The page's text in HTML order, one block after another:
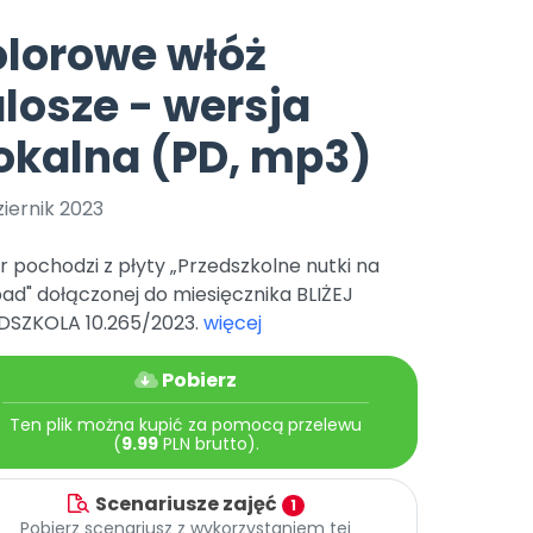
Archiwalne numery
Pomoc
Nowości
Zapowiedzi
Polecamy
czerwca 2024 r. uzyskała
Online.
Bliżej Pieska
Pomoc zwierzętom
Książka (dla) Przedszkolaka
Promowanie czytelnictwa
TikTok
Zobacz nas na TikToku
YouTube
włóż
- wersja
(PD, mp3)
2023
pochodzi z płyty „Przedszkolne nutki na
dołączonej do miesięcznika BLIŻEJ
10.265/2023. więcej
Pobierz
Ten plik można kupić za pomocą przelewu
(9.99PLN brutto).
Scenariusze zajęć 1
Pobierz scenariusz z wykorzystaniem tej